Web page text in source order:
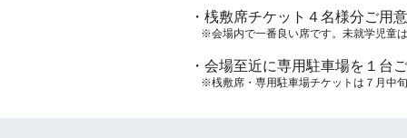
・桟敷席チケット４名様分ご用
※会場内で一番良い席です。未就学児童
・会場至近に専用駐車場を１台
※桟敷席・専用駐車場チケットは７月中